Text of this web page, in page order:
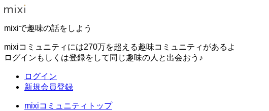
mixiで趣味の話をしよう
mixiコミュニティには270万を超える趣味コミュニティがあるよ
ログインもしくは登録をして同じ趣味の人と出会おう♪
ログイン
新規会員登録
mixiコミュニティトップ